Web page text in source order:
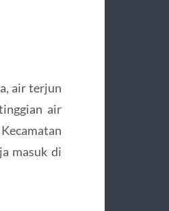
air terjun
air
masuk di